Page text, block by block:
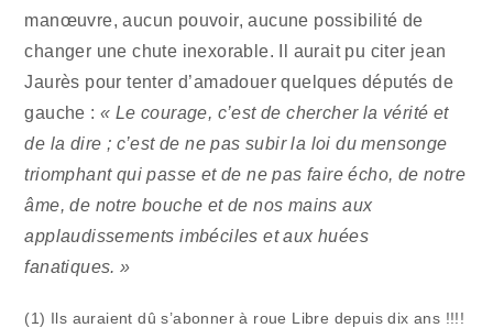
manœuvre, aucun pouvoir, aucune possibilité de
changer une chute inexorable. Il aurait pu citer jean
Jaurès pour tenter d’amadouer quelques députés de
gauche :« Le courage, c’est de chercher la vérité et
de la dire ; c’est de ne pas subir la loi du mensonge
triomphant qui passe et de ne pas faire écho, de notre
âme, de notre bouche et de nos mains aux
applaudissements imbéciles et aux huées
fanatiques. »
(1) Ils auraient dû s’abonner à roue Libre depuis dix ans !!!!